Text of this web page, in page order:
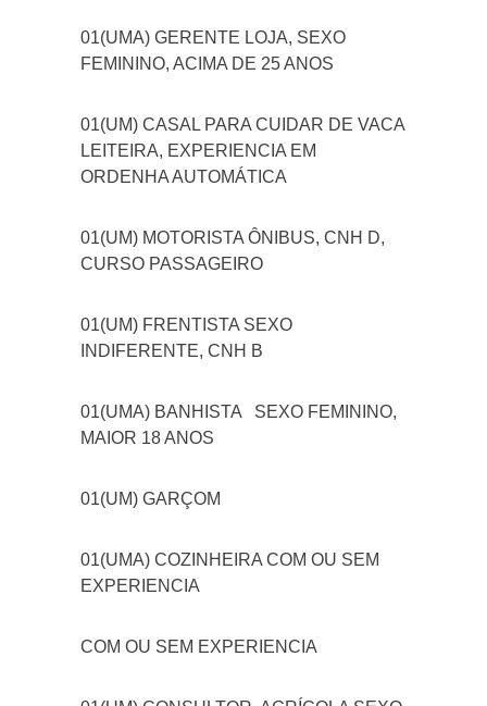
01(UMA) GERENTE LOJA, SEXO
FEMININO, ACIMA DE 25 ANOS
01(UM) CASAL PARA CUIDAR DE VACA
LEITEIRA, EXPERIENCIA EM
ORDENHA AUTOMÁTICA
01(UM) MOTORISTA ÔNIBUS, CNH D,
CURSO PASSAGEIRO
01(UM) FRENTISTA SEXO
INDIFERENTE, CNH B
01(UMA) BANHISTA
SEXO FEMININO,
MAIOR 18 ANOS
01(UM) GARÇOM
01(UMA) COZINHEIRA COM OU SEM
EXPERIENCIA
COM OU SEM EXPERIENCIA